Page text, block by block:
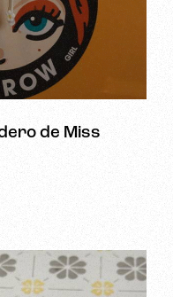
de Miss
Buscar